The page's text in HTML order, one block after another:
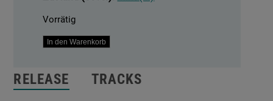
Vorrätig
Bauhaus
Menge
In den Warenkorb
RELEASE TRACKS